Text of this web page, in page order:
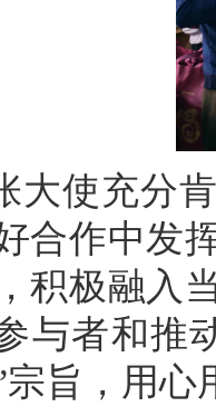
大使充分
合作中发
积极融入
与者和推
宗旨，用